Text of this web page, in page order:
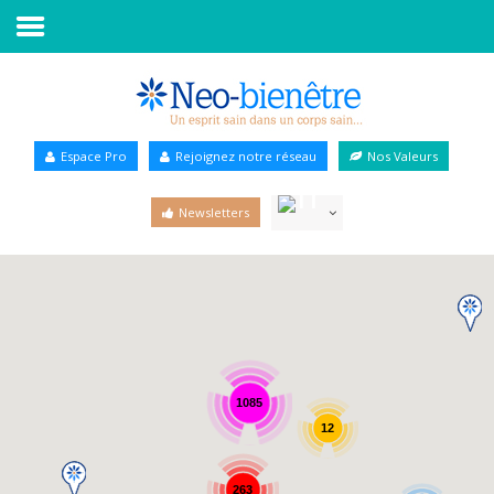
Annuaire Bien-être
Espace Pro Rejoignez notre réseau Nos Valeurs
Newsletters
1085
263
12